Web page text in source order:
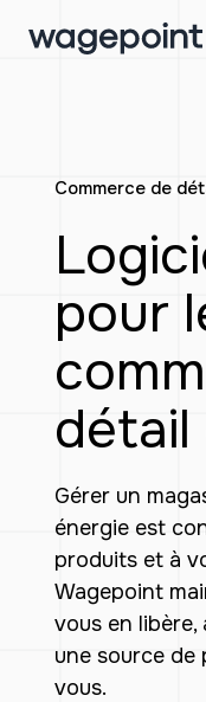
Commerce de
pour
détail
Gérer un
énergie est
produits et à
Wagepoint
vous en libère,
une source
vous.